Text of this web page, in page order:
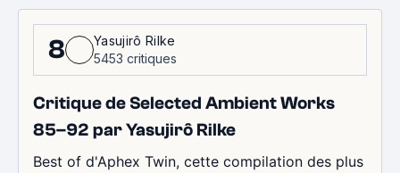
8
Yasujirô Rilke
5453 critiques
Critique de Selected Ambient Works
85–92 par Yasujirô Rilke
Best of d'Aphex Twin, cette compilation des plus